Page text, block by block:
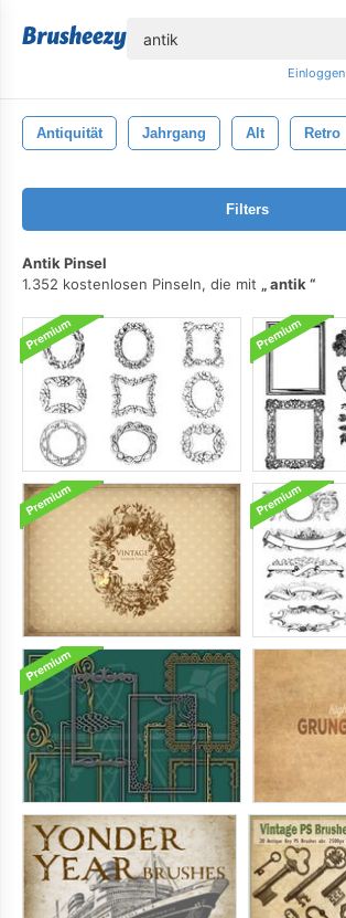
Einloggen
Antiquität Jahrgang Alt Retro
Filters
Antik Pinsel
1.352 kostenlosen Pinseln, die mit
antik